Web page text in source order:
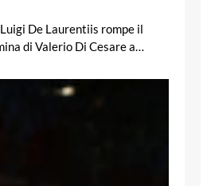
De Laurentiis rompe il
di Valerio Di Cesare a…